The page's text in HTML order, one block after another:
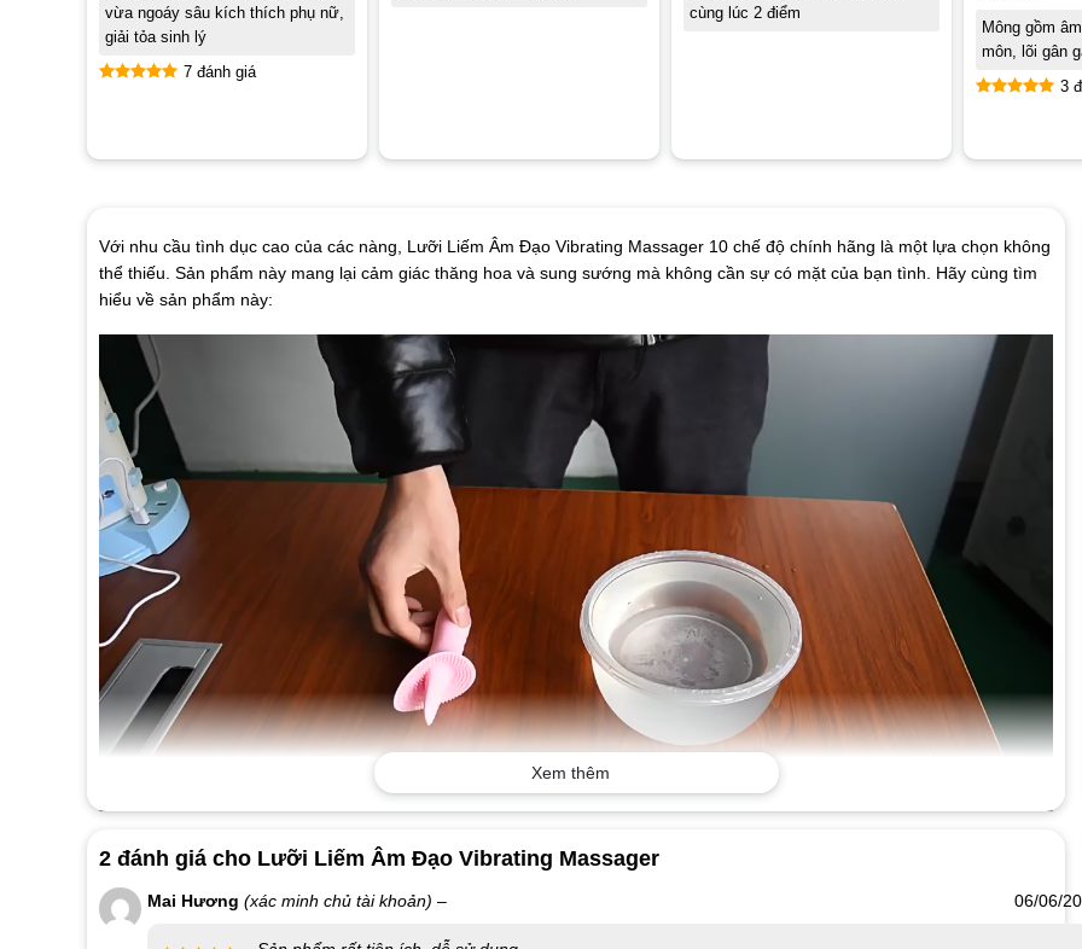
vừa ngoáy sâu kích thích phụ nữ,
giải tỏa sinh lý
7 đánh giá
cùng lúc 2 điểm
Mông gồm
môn, lõi gân
3
Với nhu cầu tình dục cao của các nàng, Lưỡi Liếm Âm Đạo Vibrating Massager 10 chế độ chính hãng là một lựa chọn không
thể thiếu. Sản phẩm này mang lại cảm giác thăng hoa và sung sướng mà không cần sự có mặt của bạn tình. Hãy cùng tìm
hiểu về sản phẩm này:
Giới Thiệu Lưỡi Liếm Âm Đạo Vibrating Massager 10 chế độ:
Xem thêm
2 đánh giá cho Lưỡi Liếm Âm Đạo Vibrating Massager
Mai Hương (xác minh chủ tài khoản) – 06/06/